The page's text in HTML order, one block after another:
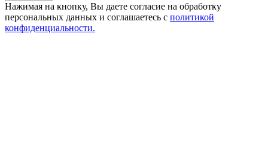
Нажимая на кнопку, Вы даете согласие на обработку
персональных данных и соглашаетесь с политикой
конфиденциальности.